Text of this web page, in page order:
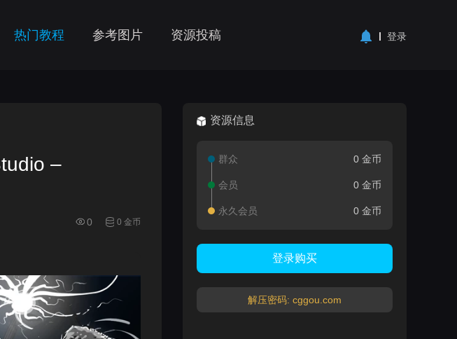
热门教程 参考图片 资源投稿 登录
–
0 0 金币
资源信息
群众 0 金币
会员 0 金币
永久会员 0 金币
登录购买
解压密码: cggou.com